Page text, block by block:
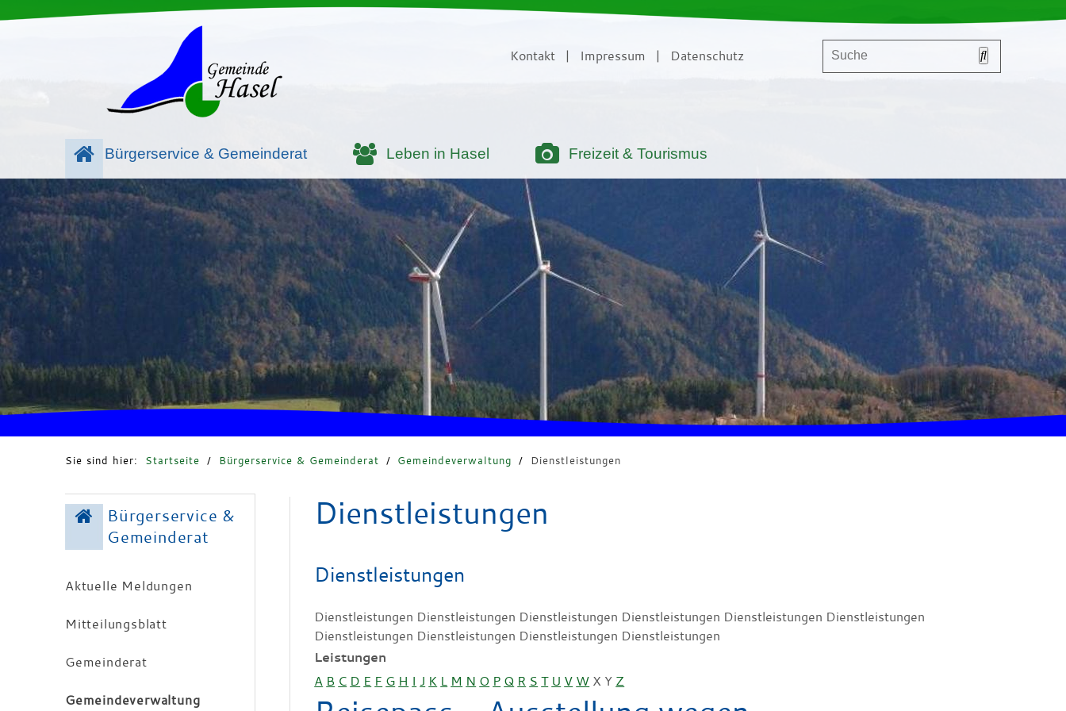
Kontakt | Impressum | Datenschutz
Bürgerservice & Gemeinderat Leben in Hasel Freizeit & Tourismus
Sie sind hier: Startseite / Bürgerservice & Gemeinderat / Gemeindeverwaltung / Dienstleistungen
Bürgerservice &
Gemeinderat
Aktuelle Meldungen
Mitteilungsblatt
Gemeinderat
Gemeindeverwaltung
Dienstleistungen
Dienstleistungen
Dienstleistungen Dienstleistungen Dienstleistungen Dienstleistungen Dienstleistungen Dienstleistungen
Dienstleistungen Dienstleistungen Dienstleistungen Dienstleistungen
Leistungen
A B C D E F G H I J K L M N O P Q R S T U V W X Y Z